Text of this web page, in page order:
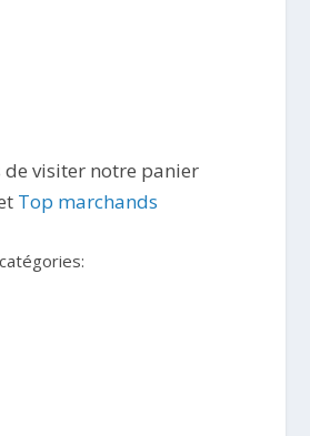
de visiter notre panier
Top marchands